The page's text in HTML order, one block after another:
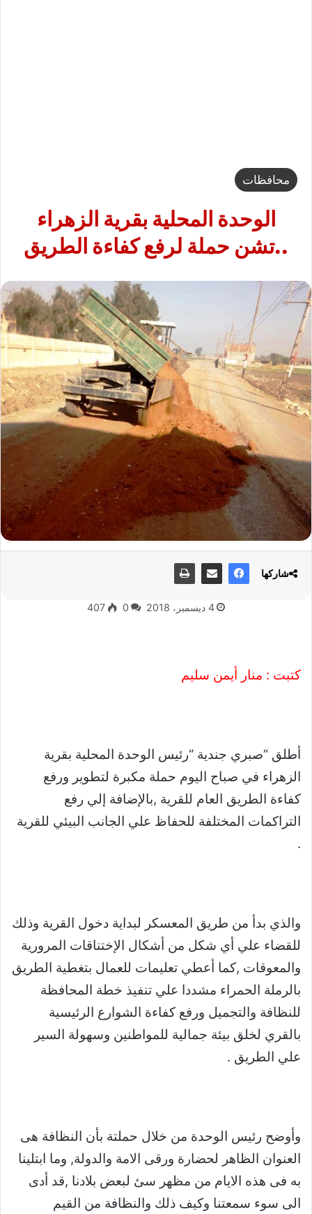
محافظات
الوحدة المحلية بقرية الزهراء
..تشن حملة لرفع كفاءة الطريق
4 ديسمبر، 2018 0
407
كتبت : منار أيمن سليم
أطلق “صبري جندية “رئيس الوحدة المحلية بقرية
الزهراء في صباح اليوم حملة مكبرة لتطوير ورفع
كفاءة الطريق العام للقرية ,بالإضافة إلي رفع
التراكمات المختلفة للحفاظ علي الجانب البيئي للقرية
.
والذي بدأ من طريق المعسكر لبداية دخول القرية وذلك
للقضاء علي أي شكل من أشكال الإختناقات المرورية
والمعوقات ,كما أعطي تعليمات للعمال بتغطية الطريق
بالرملة الحمراء مشددا علي تنفيذ خطة المحافظة
للنظافة والتجميل ورفع كفاءة الشوارع الرئيسية
بالقري لخلق بيئة جمالية للمواطنين وسهولة السير
علي الطريق .
وأوضح رئيس الوحدة من خلال حملتة بأن النظافة هى
العنوان الظاهر لحضارة ورقى الامة والدولة, وما ابتلينا
به فى هذه الايام من مظهر سئ لبعض بلادنا ,قد أدى
الى سوء سمعتنا وكيف ذلك والنظافة من القيم
شاركها